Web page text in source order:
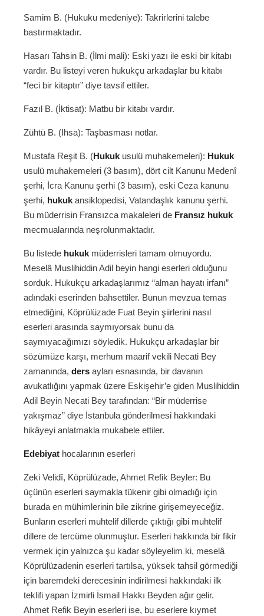
Samim B. (Hukuku medeniye): Takrirlerini talebe
bastırmaktadır.
Hasarı Tahsin B. (İlmi mali): Eski yazı ile eski bir kitabı
vardır. Bu listeyi veren hukukçu arkadaşlar bu kitabı
“feci bir kitaptır” diye tavsif ettiler.
Fazıl B. (İktisat): Matbu bir kitabı vardır.
Zühtü B. (Ihsa): Taşbasması notlar.
Mustafa Reşit B. (Hukuk usulü muhakemeleri): Hukuk
usulü muhakemeleri (3 basım), dört cilt Kanunu Medenî
şerhi, İcra Kanunu şerhi (3 basım), eski Ceza kanunu
şerhi, hukuk ansiklopedisi, Vatandaşlık kanunu şerhi.
Bu müderrisin Fransızca makaleleri de Fransız hukuk
mecmualarında neşrolunmaktadır.
Bu listede hukuk müderrisleri tamam olmuyordu.
Meselâ Muslihiddin Adil beyin hangi eserleri olduğunu
sorduk. Hukukçu arkadaşlarımız “alman hayatı irfanı”
adındaki eserinden bahsettiler. Bunun mevzua temas
etmediğini, Köprülüzade Fuat Beyin şiirlerini nasıl
eserleri arasında saymıyorsak bunu da
saymıyacağımızı söyledik. Hukukçu arkadaşlar bir
sözümüze karşı, merhum maarif vekili Necati Bey
zamanında, ders ayları esnasında, bir davanın
avukatlığını yapmak üzere Eskişehir’e giden Muslihiddin
Adil Beyin Necati Bey tarafından: “Bir müderrise
yakışmaz” diye İstanbula gönderilmesi hakkındaki
hikâyeyi anlatmakla mukabele ettiler.
Edebiyat hocalarının eserleri
Zeki Velidî, Köprülüzade, Ahmet Refik Beyler: Bu
üçünün eserleri saymakla tükenir gibi olmadığı için
burada en mühimlerinin bile zikrine girişemeyeceğiz.
Bunların eserleri muhtelif dillerde çıktığı gibi muhtelif
dillere de tercüme olunmuştur. Eserleri hakkında bir fikir
vermek için yalnızca şu kadar söyleyelim ki, meselâ
Köprülüzadenin eserleri tartılsa, yüksek tahsil görmediği
için baremdeki derecesinin indirilmesi hakkındaki ilk
teklifi yapan İzmirli İsmail Hakkı Beyden ağır gelir.
Ahmet Refik Beyin eserleri ise, bu eserlere kıymet